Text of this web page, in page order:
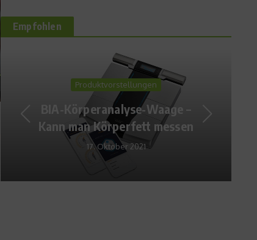
Empfohlen
Ratgeber Ernährung
Kochen mit Beta-Glucan
Gerste: Paprika-Gersten-
Risotto
13. April 2016